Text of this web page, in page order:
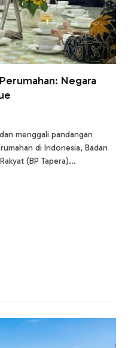
Negara
menggali pandangan
di Indonesia, Badan
(BP Tapera)…